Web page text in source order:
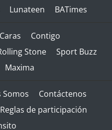
Lunateen BATimes
Caras
Contigo
Stone
Sport Buzz
Maxima
Somos
Contáctenos
Reglas de participación